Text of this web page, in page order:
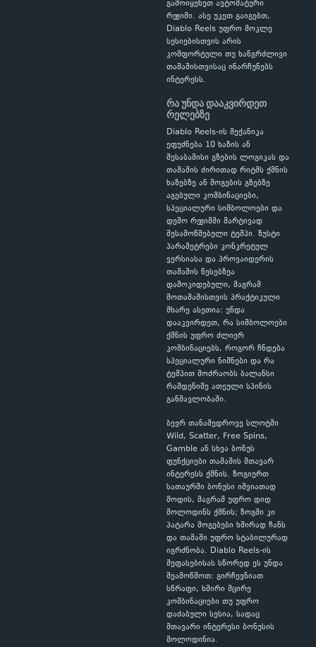
გამოიყენეთ ავტომატური
რეჟიმი. ასე უკეთ გაიგებთ,
Diablo Reels უფრო მოკლე
სესიებისთვის არის
კომფორტული თუ ხანგრძლივი
თამაშისთვისაც ინარჩუნებს
ინტერესს.
რა უნდა დააკვირდეთ
რელებზე
Diablo Reels-ის მექანიკა
ეფუძნება 10 ხაზის ან
შესაბამისი გზების ლოგიკას და
თამაშის ძირითად რიტმს ქმნის
ხაზებზე ან მოგების გზებზე
აგებული კომბინაციები,
სპეციალური სიმბოლოები და
დემო რეჟიმში მარტივად
შესამოწმებელი ტემპი. ზუსტი
პარამეტრები კონკრეტულ
ვერსიასა და პროვაიდერის
თამაშის წესებზეა
დამოკიდებული, მაგრამ
მოთამაშისთვის პრაქტიკული
მხარე ასეთია: უნდა
დააკვირდეთ, რა სიმბოლოები
ქმნის უფრო ძლიერ
კომბინაციებს, როგორ ჩნდება
სპეციალური ნიშნები და რა
ტემპით მოძრაობს ბალანსი
რამდენიმე ათეული სპინის
განმავლობაში.
ბევრ თანამედროვე სლოტში
Wild, Scatter, Free Spins,
Gamble ან სხვა ბონუს
ფუნქციები თამაშის მთავარ
ინტერესს ქმნის. ზოგიერთ
სათაურში ბონუსი იშვიათად
მოდის, მაგრამ უფრო დიდ
მოლოდინს ქმნის; ზოგში კი
პატარა მოგებები ხშირად ჩანს
და თამაში უფრო სტაბილურად
იგრძნობა. Diablo Reels-ის
შეფასებისას სწორედ ეს უნდა
შეამოწმოთ: გირჩევნიათ
სწრაფი, ხშირი მცირე
კომბინაციები თუ უფრო
დაძაბული სესია, სადაც
მთავარი ინტერესი ბონუსის
მოლოდინია.